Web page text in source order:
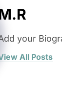
your
All Posts